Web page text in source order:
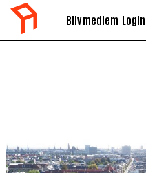
Bliv medlem Login